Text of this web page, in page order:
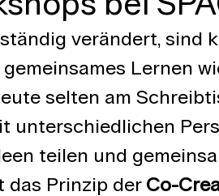
ständig verändert, sind
Lernen
selten am
unterschiedlichen
teilen und
das Prinzip der Co-